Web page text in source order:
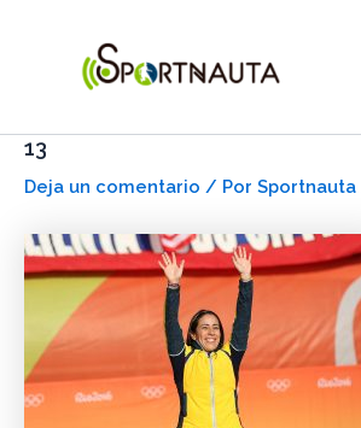
13
Deja un comentario / Por Sportnauta
entradas